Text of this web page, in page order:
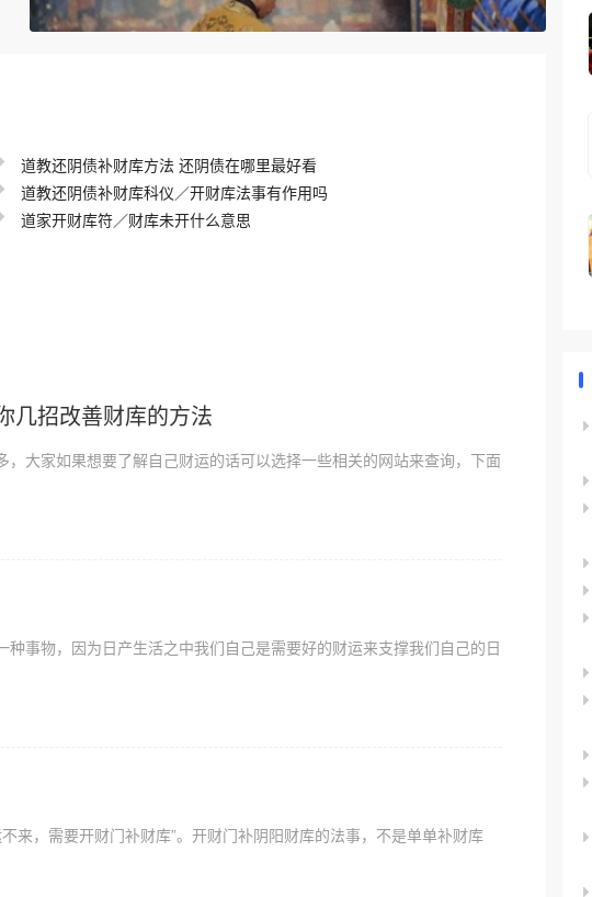
道教还阴债补财库方法 还阴债在哪里最好看
道教还阴债补财库科仪／开财库法事有作用吗
道家开财库符／财库未开什么意思
几招改善财库的方法
，大家如果想要了解自己财运的话可以选择一些相关的网站来查询，下面
种事物，因为日产生活之中我们自己是需要好的财运来支撑我们自己的日
来，需要开财门补财库”。开财门补阴阳财库的法事，不是单单补财库